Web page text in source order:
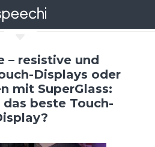
– resistive und
Displays oder
mit SuperGlass:
beste Touch-